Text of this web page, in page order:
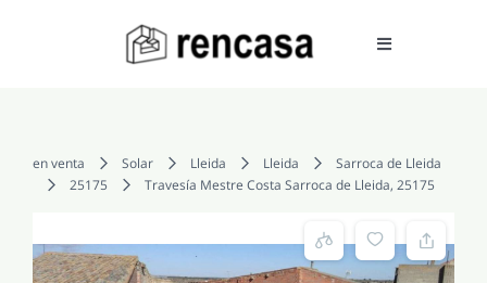
Toggle
COMPRAR
en venta Solar Lleida Lleida
Sarroca de Lleida
25175
Travesía Mestre Costa Sarroca de Lleida, 25175